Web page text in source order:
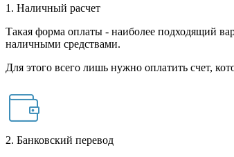
1. Наличный расчет
Такая форма оплаты - наиболее подходящий
наличными средствами.
Для этого всего лишь нужно оплатить счет,
2. Банковский перевод